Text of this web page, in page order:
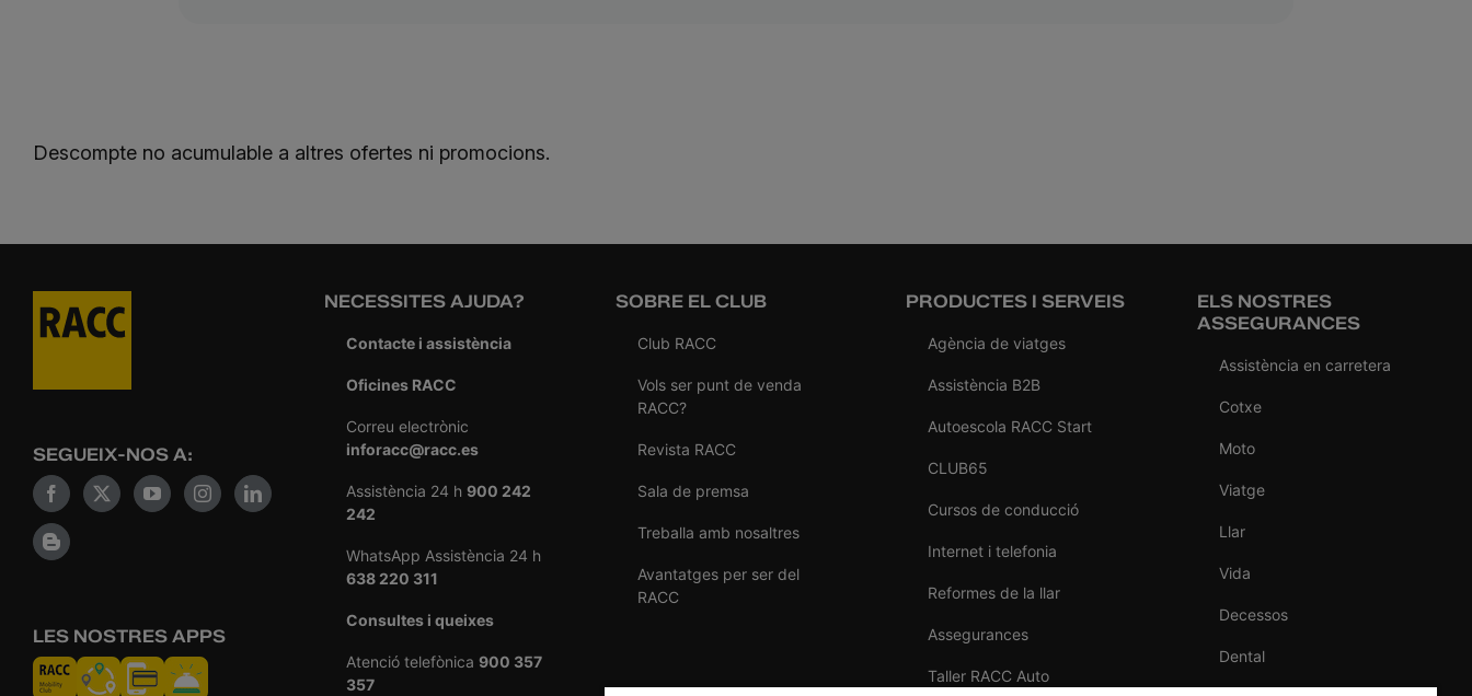
Descompte no acumulable a altres ofertes ni promocions.
SEGUEIX-NOS A:
LES NOSTRES APPS
NECESSITES AJUDA?
Contacte i assistència
Oficines RACC
Correu electrònic
inforacc@racc.es
Assistència 24 h 900 242
242
WhatsApp Assistència 24 h
638 220 311
Consultes i queixes
Atenció telefònica 900 357
357
SOBRE EL CLUB
Club RACC
Vols ser punt de venda
RACC?
Revista RACC
Sala de premsa
Treballa amb nosaltres
Avantatges per ser del
RACC
PRODUCTES I SERVEIS
Agència de viatges
Assistència B2B
Autoescola RACC Start
CLUB65
Cursos de conducció
Internet i telefonia
Reformes de la llar
Assegurances
Taller RACC Auto
ELS NOSTRES
ASSEGURANCES
Assistència en carretera
Cotxe
Moto
Viatge
Llar
Vida
Decessos
Dental